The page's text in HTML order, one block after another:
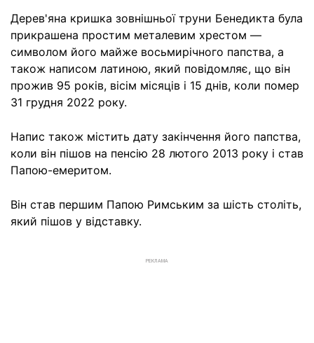
Дерев'яна кришка зовнішньої труни Бенедикта була
прикрашена простим металевим хрестом —
символом його майже восьмирічного папства, а
також написом латиною, який повідомляє, що він
прожив 95 років, вісім місяців і 15 днів, коли помер
31 грудня 2022 року.
Напис також містить дату закінчення його папства,
коли він пішов на пенсію 28 лютого 2013 року і став
Папою-емеритом.
Він став першим Папою Римським за шість століть,
який пішов у відставку.
РЕКЛАМА